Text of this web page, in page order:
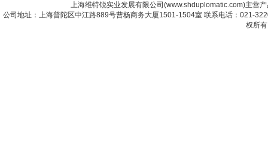
上海维特锐实业发展有限公司(www.shduplomatic.com)主营
公司地址：上海普陀区中江路889号曹杨商务大厦1501-1504室 联系电话：021-
权所